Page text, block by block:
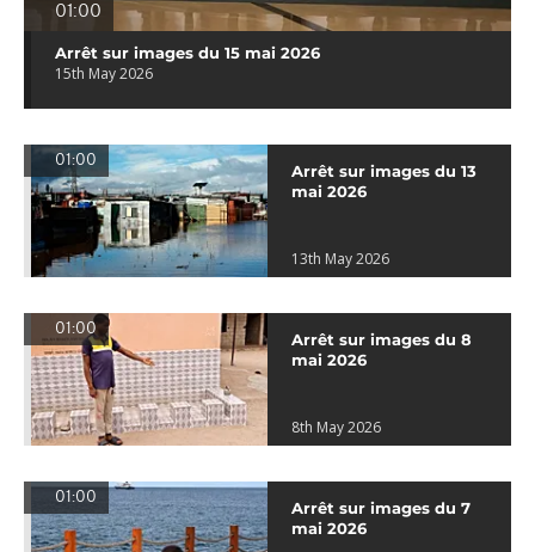
01:00
Arrêt sur images du 15 mai 2026
15th May 2026
01:00
Arrêt sur images du 13
mai 2026
13th May 2026
01:00
Arrêt sur images du 8
mai 2026
8th May 2026
01:00
Arrêt sur images du 7
mai 2026